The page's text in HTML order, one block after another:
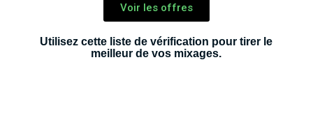
Voir les offres
Utilisez cette liste de vérification pour tirer le
meilleur de vos mixages.